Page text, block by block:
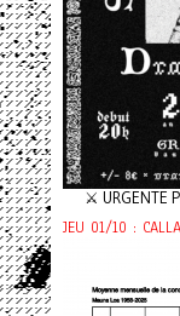
⚔️ URGENTE
JEU 01/10 :